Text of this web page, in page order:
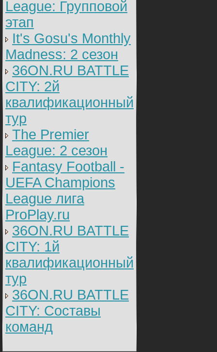
League: Групповой
этап
It's Gosu's Monthly
Madness: 2 сезон
36ON.RU BATTLE
CITY: 2й
квалификационный
тур
The Premier
League: 2 cезон
Fantasy Football -
UEFA Champions
League лига
ProPlay.ru
36ON.RU BATTLE
CITY: 1й
квалификационный
тур
36ON.RU BATTLE
CITY: Составы
команд